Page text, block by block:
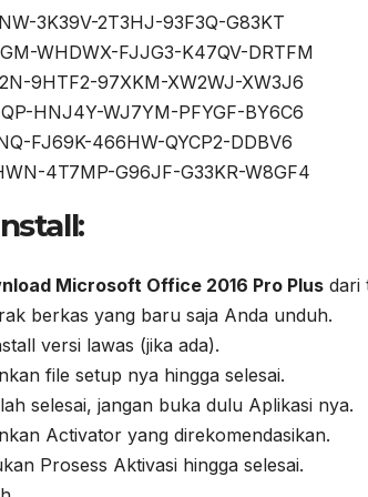
3K39V-2T3HJ-93F3Q-G83KT
WHDWX-FJJG3-K47QV-DRTFM
9HTF2-97XKM-XW2WJ-XW3J6
HNJ4Y-WJ7YM-PFYGF-BY6C6
FJ69K-466HW-QYCP2-DDBV6
4T7MP-G96JF-G33KR-W8GF4
Microsoft Office 2016 Pro Plus dari
berkas yang baru saja Anda unduh.
versi lawas (jika ada).
file setup nya hingga selesai.
selesai, jangan buka dulu Aplikasi nya.
Activator yang direkomendasikan.
Prosess Aktivasi hingga selesai.